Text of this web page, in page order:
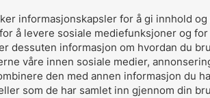
informasjonskapsler for å gi innhold
å levere sosiale mediefunksjoner og
dessuten informasjon om hvordan du
våre innen sosiale medier,
den med annen informasjon du
som de har samlet inn gjennom din